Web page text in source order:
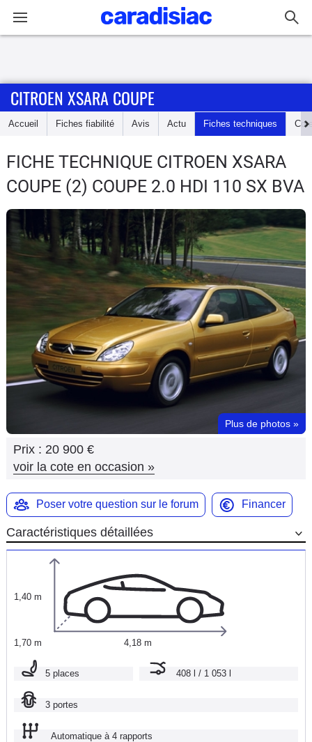
Accueil
Essais
Guide
d'achat
Electriques
Utilitaires
Flottes
Services
Moto
Marques
CITROEN XSARA COUPE
Accueil Fiches fiabilité Avis Actu Fiches techniques
FICHE TECHNIQUE CITROEN XSARA
COUPE (2) COUPE 2.0 HDI 110 SX BVA
Plus de photos »
Prix : 20 900 €
voir la cote en occasion »
Poser votre question sur le forum Financer
Caractéristiques détaillées
1,40 m
1,70 m 4,18 m
5 places 408 l / 1 053 l
3 portes
Automatique à 4 rapports